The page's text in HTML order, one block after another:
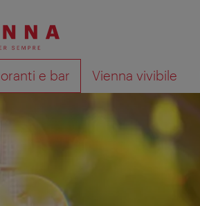
e bar Vienna vivibile
i risultati della ricerca sulla mappa